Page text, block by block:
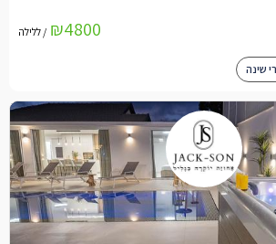
₪4800 / ללילה